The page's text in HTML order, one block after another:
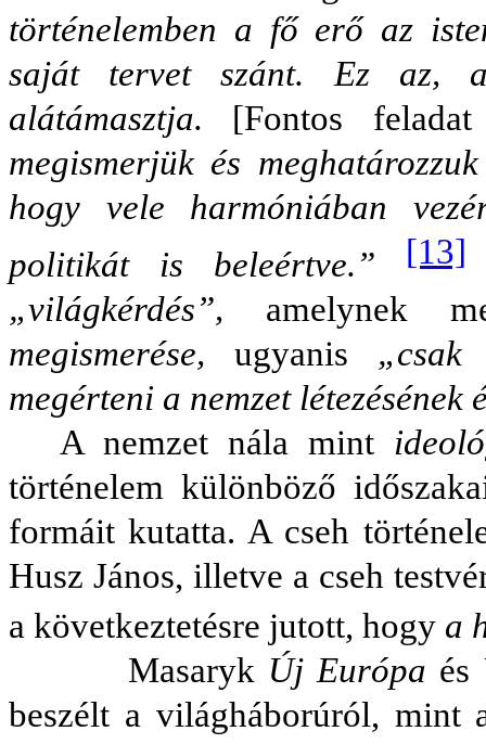
történelemben a fő erő az
saját tervet szánt. Ez az,
alátámasztja. [Fontos
megismerjük és
hogy vele harmóniában
politikát is beleértve.” [13]
„világkérdés”, amelynek
megismerése, ugyanis „csak
megérteni a nemzet létezésének
A nemzet nála mint
történelem különböző
formáit kutatta. A cseh
Husz János, illetve a cseh
a következtetésre jutott, hogy a
Masaryk Új Európa és
beszélt a világháborúról, mint